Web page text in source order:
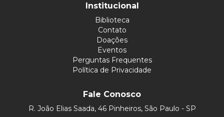
Institucional
Biblioteca
Contato
Doações
Eventos
Perguntas Frequentes
Política de Privacidade
Fale Conosco
R. João Elias Saada, 46 Pinheiros, São Paulo - SP